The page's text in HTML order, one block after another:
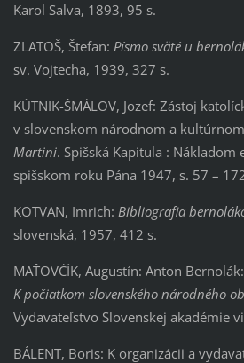
Karol Salva, 1893, 95 s.
ZLATOŠ, Štefan: Písmo sväté u
sv. Vojtecha, 1939, 327 s.
KÚTNIK-ŠMÁLOV, Jozef: Zástoj
v slovenskom národnom a
Martini. Spišská Kapitula : Nákladom
spišskom roku Pána 1947, s. 57 –
KOTVAN, Imrich: Bibliografia
slovenská, 1957, 412 s.
MAŤOVĆÍK, Augustín: Anton
K počiatkom slovenského národného
Vydavateľstvo Slovenskej akadémie
BÁLENT, Boris: K organizácii a